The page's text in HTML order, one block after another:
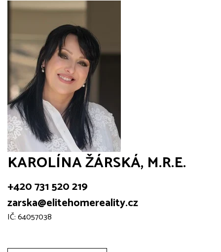
KAROLÍNA ŽÁRSKÁ, M.R.E.
+420 731 520 219
zarska@elitehomereality.cz
IČ: 64057038